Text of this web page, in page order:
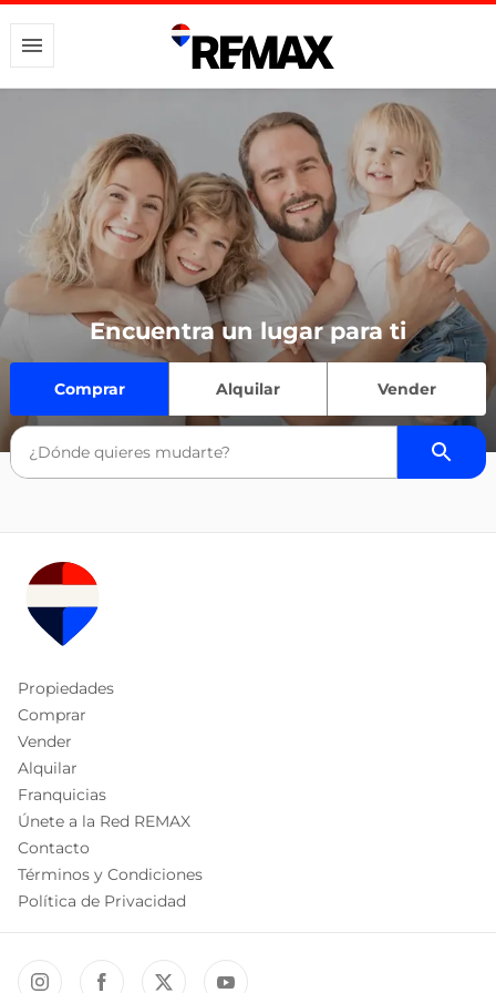
Encuentra un lugar para ti
Comprar Alquilar Vender
Propiedades
Comprar
Vender
Alquilar
Franquicias
Únete a la Red REMAX
Contacto
Términos y Condiciones
Política de Privacidad